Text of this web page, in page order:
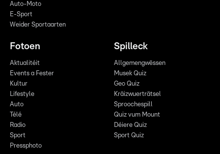
Auto-Moto
E-Sport
Weider Sportaarten
Fotoen
Aktualitéit
Events a Fester
Kultur
Lifestyle
Auto
Télé
Radio
Sport
Pressphoto
Spilleck
Allgemengwëssen
Musek Quiz
Geo Quiz
Kräizwuerträtsel
Sproochespill
Quiz vum Mount
Déiere Quiz
Sport Quiz